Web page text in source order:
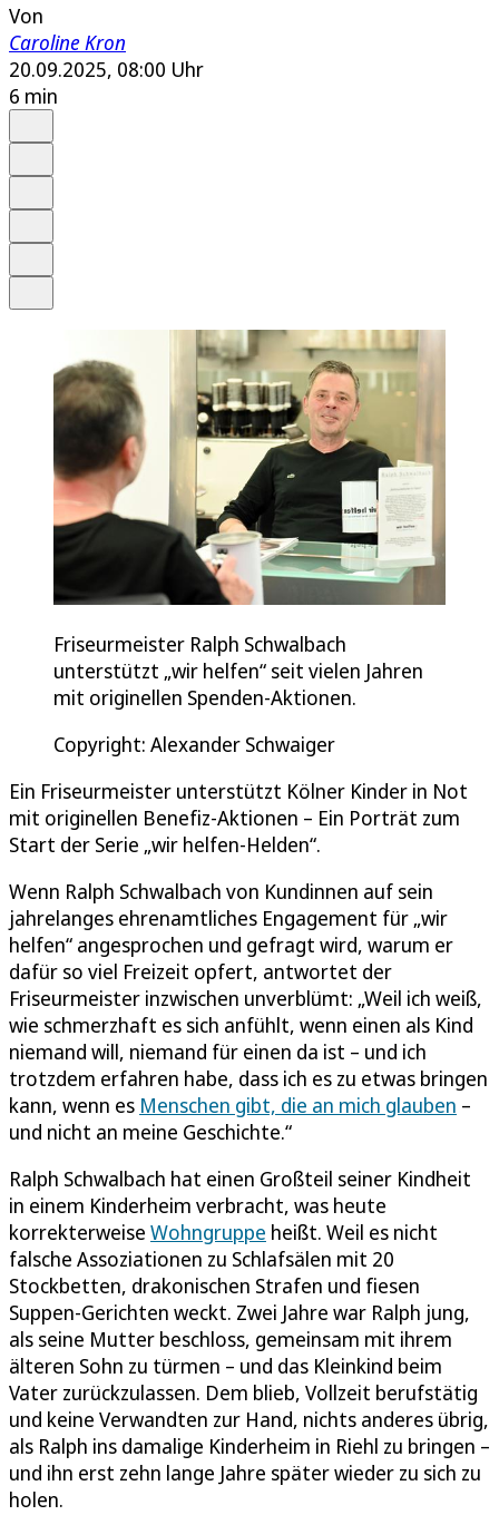
Von
Caroline Kron
20.09.2025, 08:00 Uhr
6 min
Friseurmeister Ralph Schwalbach
unterstützt „wir helfen“ seit vielen Jahren
mit originellen Spenden-Aktionen.
Copyright: Alexander Schwaiger
Ein Friseurmeister unterstützt Kölner Kinder in Not
mit originellen Benefiz-Aktionen – Ein Porträt zum
Start der Serie „wir helfen-Helden“.
Wenn Ralph Schwalbach von Kundinnen auf sein
jahrelanges ehrenamtliches Engagement für „wir
helfen“ angesprochen und gefragt wird, warum er
dafür so viel Freizeit opfert, antwortet der
Friseurmeister inzwischen unverblümt: „Weil ich weiß,
wie schmerzhaft es sich anfühlt, wenn einen als Kind
niemand will, niemand für einen da ist – und ich
trotzdem erfahren habe, dass ich es zu etwas bringen
kann, wenn es Menschen gibt, die an mich glauben –
und nicht an meine Geschichte.“
Ralph Schwalbach hat einen Großteil seiner Kindheit
in einem Kinderheim verbracht, was heute
korrekterweise Wohngruppe heißt. Weil es nicht
falsche Assoziationen zu Schlafsälen mit 20
Stockbetten, drakonischen Strafen und fiesen
Suppen-Gerichten weckt. Zwei Jahre war Ralph jung,
als seine Mutter beschloss, gemeinsam mit ihrem
älteren Sohn zu türmen – und das Kleinkind beim
Vater zurückzulassen. Dem blieb, Vollzeit berufstätig
und keine Verwandten zur Hand, nichts anderes übrig,
als Ralph ins damalige Kinderheim in Riehl zu bringen –
und ihn erst zehn lange Jahre später wieder zu sich zu
holen.